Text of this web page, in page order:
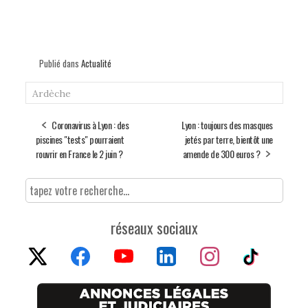
Publié dans Actualité
Ardèche
Coronavirus à Lyon : des
piscines "tests" pourraient
rouvrir en France le 2 juin ?
Lyon : toujours des masques
jetés par terre, bientôt une
amende de 300 euros ?
réseaux sociaux